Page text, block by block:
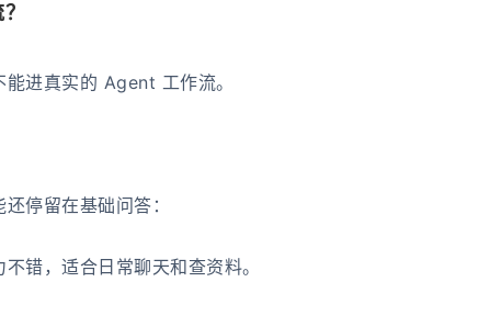
进真实的 Agent 工作流。
停留在基础问答：
错，适合日常聊天和查资料。